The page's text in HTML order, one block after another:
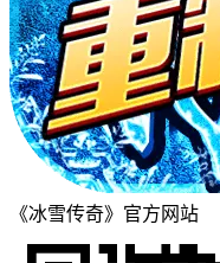
《冰雪传奇》官方网站